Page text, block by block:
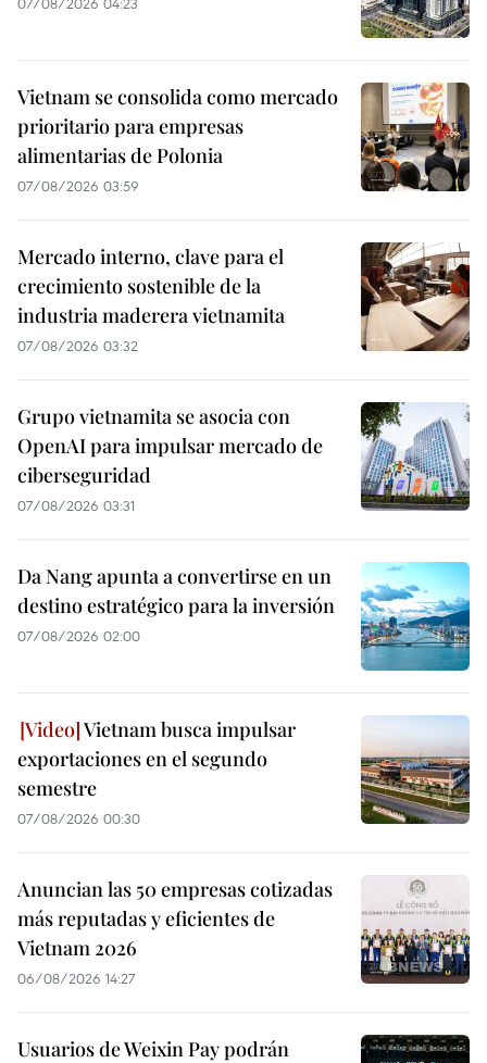
Vietnam se consolida como mercado
prioritario para empresas
alimentarias de Polonia
07/08/2026 03:59
Mercado interno, clave para el
crecimiento sostenible de la
industria maderera vietnamita
07/08/2026 03:32
Grupo vietnamita se asocia con
OpenAI para impulsar mercado de
ciberseguridad
07/08/2026 03:31
Da Nang apunta a convertirse en un
destino estratégico para la inversión
07/08/2026 02:00
Vietnam busca impulsar
exportaciones en el segundo
semestre
07/08/2026 00:30
Anuncian las 50 empresas cotizadas
más reputadas y eficientes de
Vietnam 2026
06/08/2026 14:27
Usuarios de Weixin Pay podrán